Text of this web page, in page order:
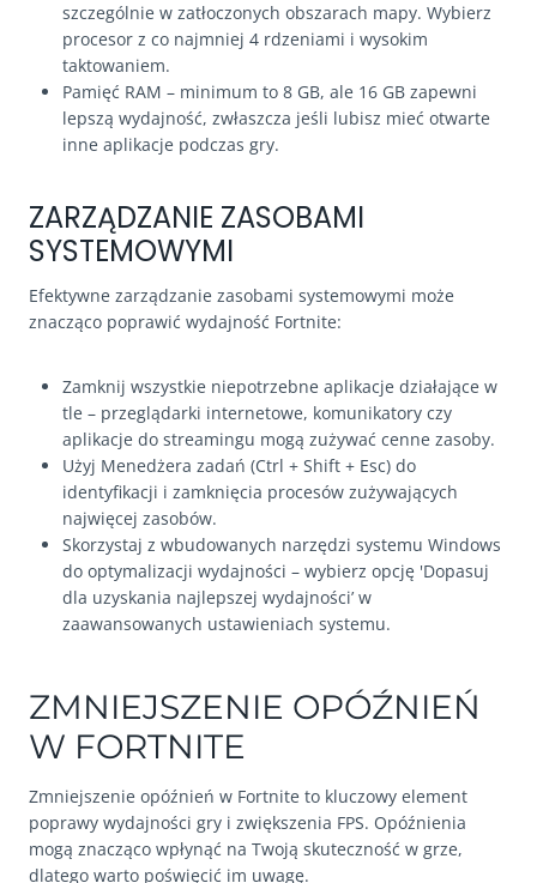
szczególnie w zatłoczonych obszarach mapy. Wybierz
procesor z co najmniej 4 rdzeniami i wysokim
taktowaniem.
Pamięć RAM – minimum to 8 GB, ale 16 GB zapewni
lepszą wydajność, zwłaszcza jeśli lubisz mieć otwarte
inne aplikacje podczas gry.
ZARZĄDZANIE ZASOBAMI
SYSTEMOWYMI
Efektywne zarządzanie zasobami systemowymi może
znacząco poprawić wydajność Fortnite:
Zamknij wszystkie niepotrzebne aplikacje działające w
tle – przeglądarki internetowe, komunikatory czy
aplikacje do streamingu mogą zużywać cenne zasoby.
Użyj Menedżera zadań (Ctrl + Shift + Esc) do
identyfikacji i zamknięcia procesów zużywających
najwięcej zasobów.
Skorzystaj z wbudowanych narzędzi systemu Windows
do optymalizacji wydajności – wybierz opcję 'Dopasuj
dla uzyskania najlepszej wydajności’ w
zaawansowanych ustawieniach systemu.
ZMNIEJSZENIE OPÓŹNIEŃ
W FORTNITE
Zmniejszenie opóźnień w Fortnite to kluczowy element
poprawy wydajności gry i zwiększenia FPS. Opóźnienia
mogą znacząco wpłynąć na Twoją skuteczność w grze,
dlatego warto poświęcić im uwagę.